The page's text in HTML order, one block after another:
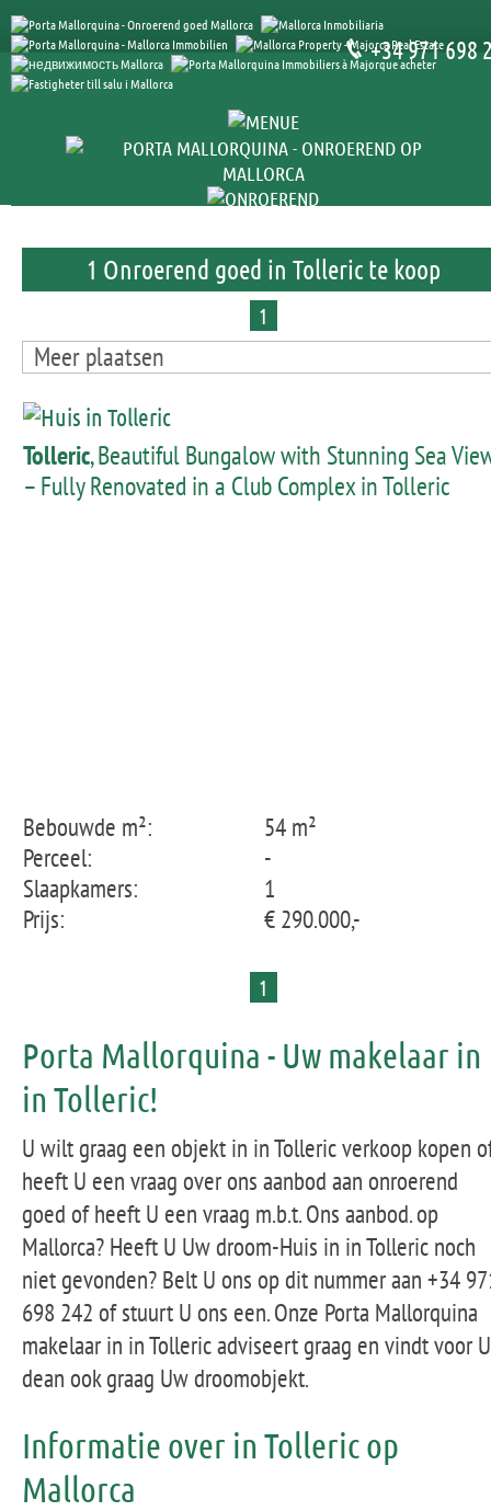
+34 971 698
1 Onroerend goed in Tolleric te koop
1
Meer plaatsen
Tolleric, Beautiful Bungalow with Stunning Sea
– Fully Renovated in a Club Complex in Tolleric
Bebouwde m²:
54 m²
Perceel:
-
Slaapkamers:
1
Prijs:
€ 290.000,-
1
Porta Mallorquina - Uw makelaar in
in Tolleric!
U wilt graag een objekt in in Tolleric verkoop kopen
heeft U een vraag over ons aanbod aan onroerend
goed of heeft U een vraag m.b.t. Ons aanbod. op
Mallorca? Heeft U Uw droom-Huis in in Tolleric noch
niet gevonden? Belt U ons op dit nummer aan +34
698 242 of stuurt U ons een. Onze Porta Mallorquina
makelaar in in Tolleric adviseert graag en vindt voor U
dean ook graag Uw droomobjekt.
Informatie over in Tolleric op
Mallorca